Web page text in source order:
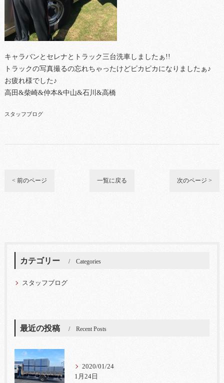
キャラバンとセレナとトラック三台洗車しましたぁ!!
トラックの写真撮るの忘れちゃったけどピカピカになりましたぁ♪
お疲れ様でした♪
高田&柴崎&仲本&中山&石川&高橋
スタッフブログ
< 前のページ 一覧に戻る 次のページ >
カテゴリー Categories
スタッフブログ
最近の投稿 Recent Posts
2020/01/24
1月24日